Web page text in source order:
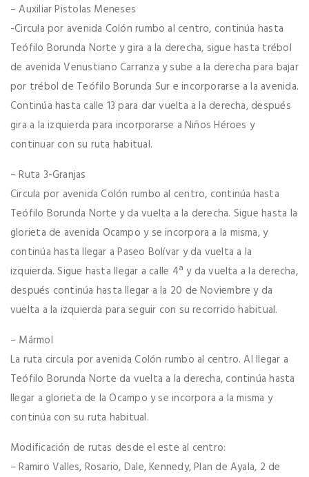
– Auxiliar Pistolas Meneses
-Circula por avenida Colón rumbo al centro, continúa hasta
Teófilo Borunda Norte y gira a la derecha, sigue hasta trébol
de avenida Venustiano Carranza y sube a la derecha para bajar
por trébol de Teófilo Borunda Sur e incorporarse a la avenida.
Continúa hasta calle 13 para dar vuelta a la derecha, después
gira a la izquierda para incorporarse a Niños Héroes y
continuar con su ruta habitual.
– Ruta 3-Granjas
Circula por avenida Colón rumbo al centro, continúa hasta
Teófilo Borunda Norte y da vuelta a la derecha. Sigue hasta la
glorieta de avenida Ocampo y se incorpora a la misma, y
continúa hasta llegar a Paseo Bolívar y da vuelta a la
izquierda. Sigue hasta llegar a calle 4ª y da vuelta a la derecha,
después continúa hasta llegar a la 20 de Noviembre y da
vuelta a la izquierda para seguir con su recorrido habitual.
– Mármol
La ruta circula por avenida Colón rumbo al centro. Al llegar a
Teófilo Borunda Norte da vuelta a la derecha, continúa hasta
llegar a glorieta de la Ocampo y se incorpora a la misma y
continúa con su ruta habitual.
Modificación de rutas desde el este al centro:
– Ramiro Valles, Rosario, Dale, Kennedy, Plan de Ayala, 2 de